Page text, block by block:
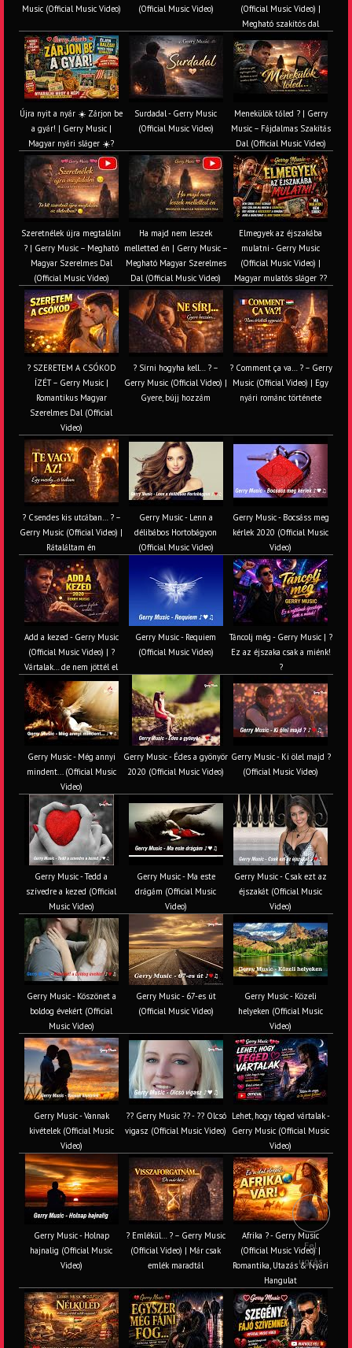
Music (Official Music Video)
(Official Music Video)
(Official Music Video) |
Megható szakítós dal
Újra nyit a nyár ☀️ Zárjon be
a gyár! | Gerry Music |
Magyar nyári sláger ☀️?
Surdadal - Gerry Music
(Official Music Video)
Menekülök tőled ? | Gerry
Music – Fájdalmas Szakítás
Dal (Official Music Video)
Szeretnélek újra megtalálni
? | Gerry Music – Megható
Magyar Szerelmes Dal
(Official Music Video)
Ha majd nem leszek
melletted én | Gerry Music –
Megható Magyar Szerelmes
Dal (Official Music Video)
Elmegyek az éjszakába
mulatni - Gerry Music
(Official Music Video) |
Magyar mulatós sláger ??
? SZERETEM A CSÓKOD
ÍZÉT – Gerry Music |
Romantikus Magyar
Szerelmes Dal (Official
Video)
? Sírni hogyha kell… ? –
Gerry Music (Official Video) |
Gyere, bújj hozzám
? Comment ça va… ? – Gerry
Music (Official Video) | Egy
nyári románc története
? Csendes kis utcában… ? –
Gerry Music (Official Video) |
Rátaláltam én
Gerry Music - Lenn a
délibábos Hortobágyon
(Official Music Video)
Gerry Music - Bocsáss meg
kérlek 2020 (Official Music
Video)
Add a kezed - Gerry Music
(Official Music Video) | ?
Vártalak… de nem jöttél el
Gerry Music - Requiem
(Official Music Video)
Táncolj még - Gerry Music | ?
Ez az éjszaka csak a miénk!
?
Gerry Music - Még annyi
mindent... (Official Music
Video)
Gerry Music - Édes a gyönyör
2020 (Official Music Video)
Gerry Music - Ki ölel majd ?
(Official Music Video)
Gerry Music - Tedd a
szívedre a kezed (Official
Music Video)
Gerry Music - Ma este
drágám (Official Music
Video)
Gerry Music - Csak ezt az
éjszakát (Official Music
Video)
Gerry Music - Köszönet a
boldog évekért (Official
Music Video)
Gerry Music - 67-es út
(Official Music Video)
Gerry Music - Közeli
helyeken (Official Music
Video)
Gerry Music - Vannak
kivételek (Official Music
Video)
?? Gerry Music ?? - ?? Olcsó
vigasz (Official Music Video)
Lehet, hogy téged vártalak -
Gerry Music (Official Music
Video)
Gerry Music - Holnap
hajnalig (Official Music
Video)
? Emlékül… ? – Gerry Music
(Official Video) | Már csak
emlék maradtál
Afrika ? - Gerry Music
(Official Music Video) |
Romantika, Utazás & Nyári
Hangulat
Fel
ugrás